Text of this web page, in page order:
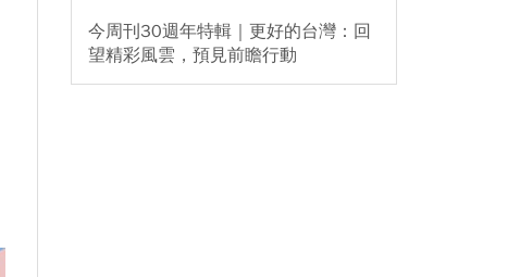
今周刊30週年特輯｜更好的台灣：回
望精彩風雲，預見前瞻行動